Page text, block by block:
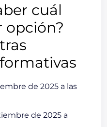
cuál
opción?
de 2025 a las
de 2025 a